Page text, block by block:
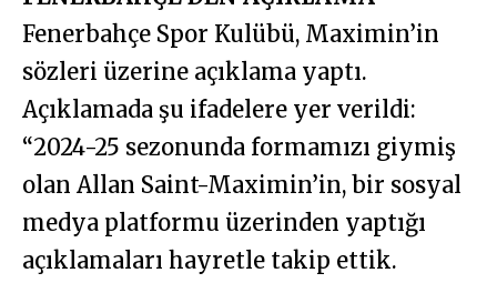
Fenerbahçe Spor Kulübü, Maximin’in
sözleri üzerine açıklama yaptı.
Açıklamada şu ifadelere yer verildi:
“2024-25 sezonunda formamızı giymiş
olan Allan Saint-Maximin’in, bir sosyal
medya platformu üzerinden yaptığı
açıklamaları hayretle takip ettik.